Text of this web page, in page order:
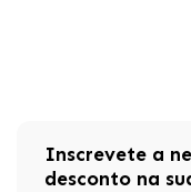
Inscrevete a
desconto na